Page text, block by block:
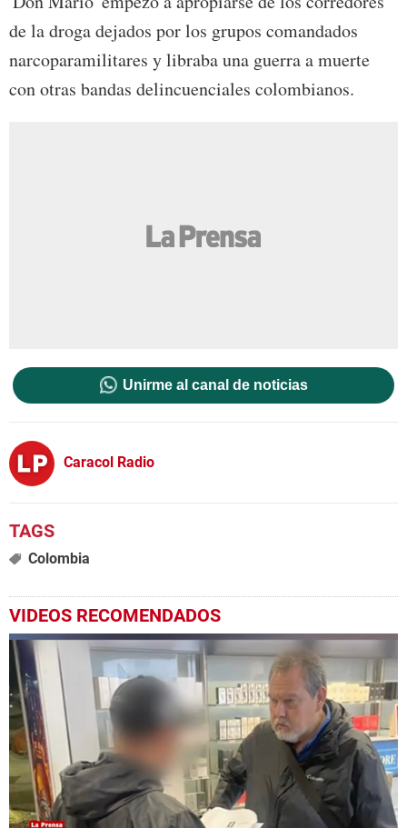
de la droga dejados por los grupos comandados
narcoparamilitares y libraba una guerra a muerte
con otras bandas delincuenciales colombianos.
Unirme al canal de noticias
Caracol Radio
Colombia
VIDEOS RECOMENDADOS